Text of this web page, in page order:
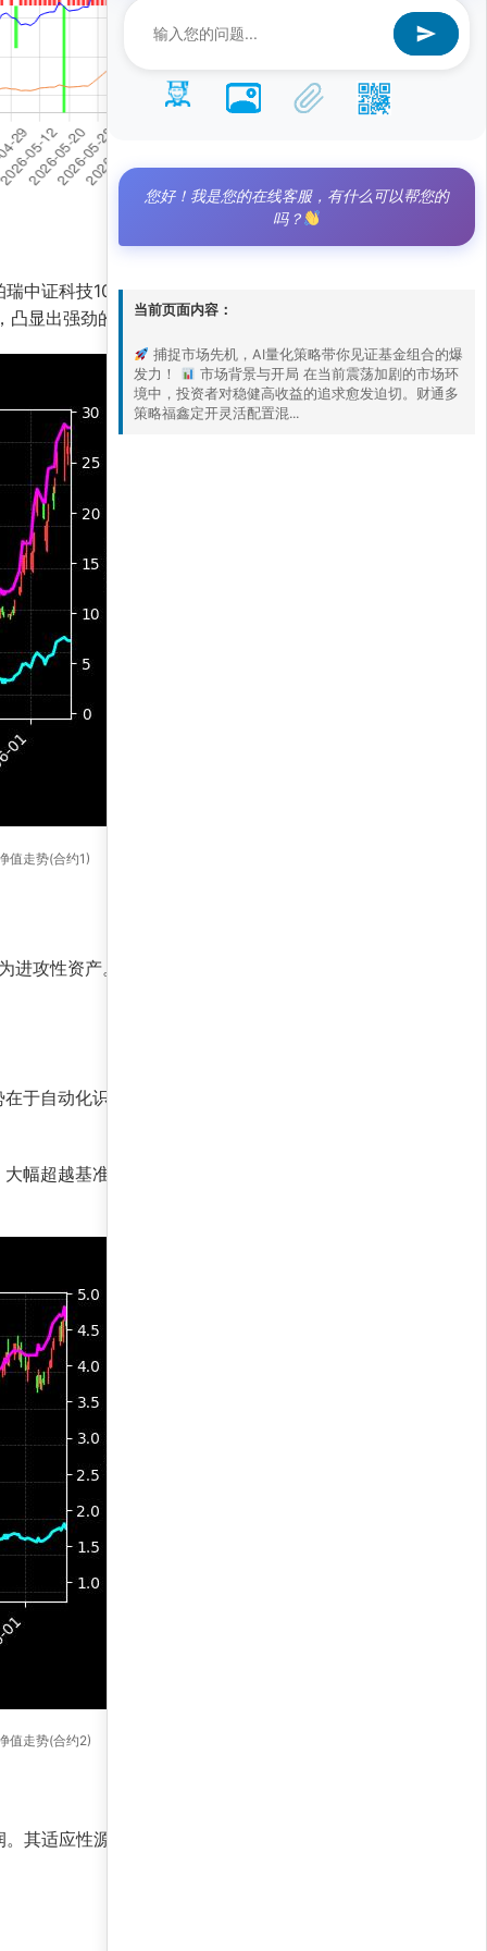
中证科技100ETF（501046.SH/515580.SH）
显出强劲的主动管理能力。
值走势(合约1)
攻性资产。力量对比显示，多头仓位占比超
于自动化识别低相关性资产，降低组合波动，
幅超越基准。最大回撤率仅6.2%，显示出卓越
值走势(合约2)
其适应性源于AI模型对宏观经济指标和行业趋
您好！我是您的在线客服，有什么可以帮您的
吗？
当前页面内容：
捕捉市场先机，AI量化策略带你见证基金组合的爆
发力！
市场背景与开局 在当前震荡加剧的市场环
境中，投资者对稳健高收益的追求愈发迫切。财通多
策略福鑫定开灵活配置混...